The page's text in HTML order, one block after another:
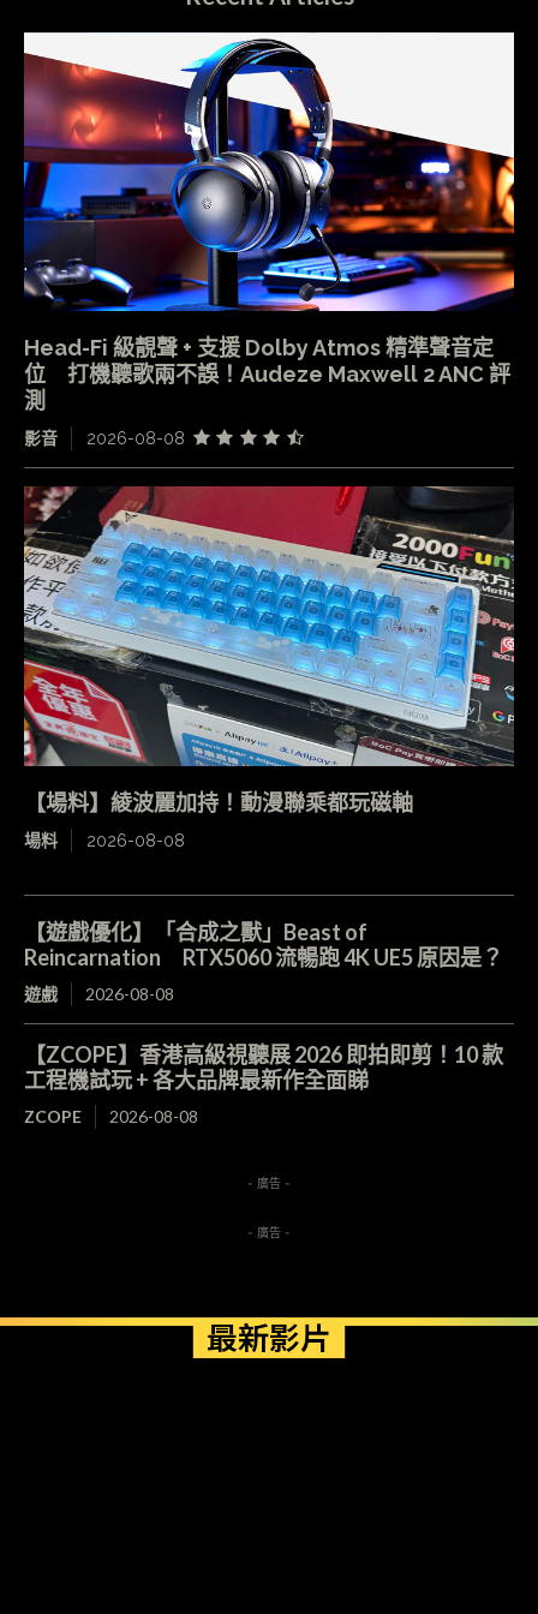
Head-Fi 級靚聲 + 支援 Dolby Atmos 精準聲音定
位 打機聽歌兩不誤！Audeze Maxwell 2 ANC 評
測
影音 2026-08-08
【場料】綾波麗加持！動漫聯乘都玩磁軸
場料 2026-08-08
【遊戲優化】「合成之獸」Beast of
Reincarnation RTX5060 流暢跑 4K UE5 原因是？
遊戲 2026-08-08
【ZCOPE】香港高級視聽展 2026 即拍即剪！10 款
工程機試玩 + 各大品牌最新作全面睇
ZCOPE 2026-08-08
- 廣告 -
- 廣告 -
最新影片